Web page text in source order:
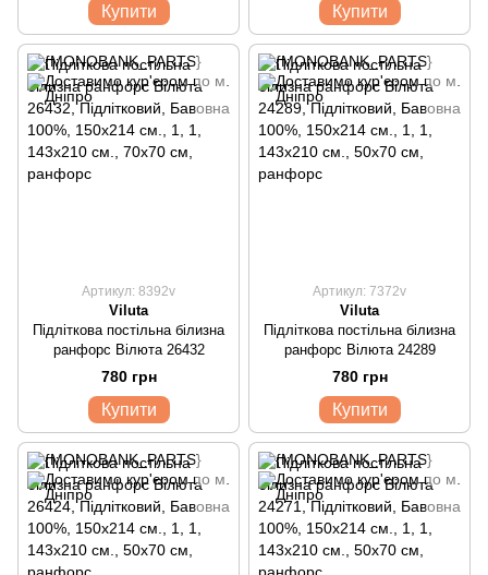
Купити Купити
Артикул: 8392v
Viluta
Підліткова постільна білизна
ранфорс Вілюта 26432
780 грн
Купити
Артикул: 7372v
Viluta
Підліткова постільна білизна
ранфорс Вілюта 24289
780 грн
Купити